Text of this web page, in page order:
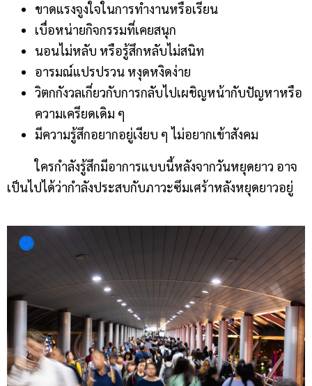
ขาดแรงจูงใจในการทำงานหรือเรียน
เบื่อหน่ายกิจกรรมที่เคยสนุก
นอนไม่หลับ หรือรู้สึกหลับไม่สนิท
อารมณ์แปรปรวน หงุดหงิดง่าย
วิตกกังวลเกี่ยวกับการกลับไปเผชิญหน้ากับปัญหาหรือ
ความเครียดเดิม ๆ
มีความรู้สึกอยากอยู่เงียบ ๆ ไม่อยากเข้าสังคม
ใครกำลังรู้สึกมีอาการแบบนี้หลังจากวันหยุดยาว อาจ
เป็นไปได้ว่ากำลังประสบกับภาวะซึมเศร้าหลังหยุดยาวอยู่